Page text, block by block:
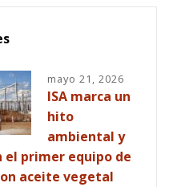
mayo 21, 2026
ISA marca un
hito
ambiental y
el primer equipo de
aceite vegetal